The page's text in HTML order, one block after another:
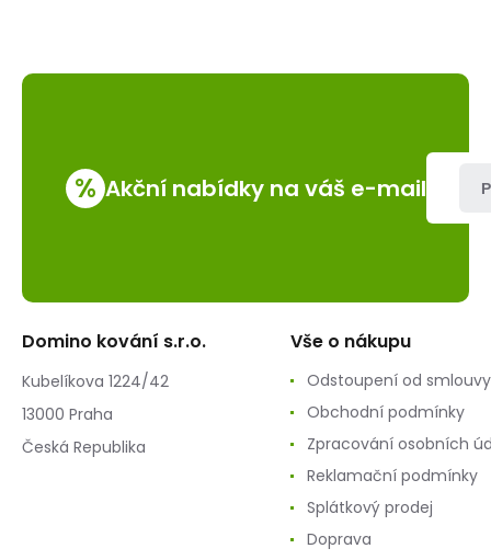
% Akční nabídky na váš e-mail
Domino kování s.r.o.
Kubelíkova 1224/42
13000 Praha
Česká Republika
Vše o nákupu
Odstoupení od smlouvy
Obchodní podmínky
Zpracování osobních
Reklamační podmínky
Splátkový prodej
Doprava